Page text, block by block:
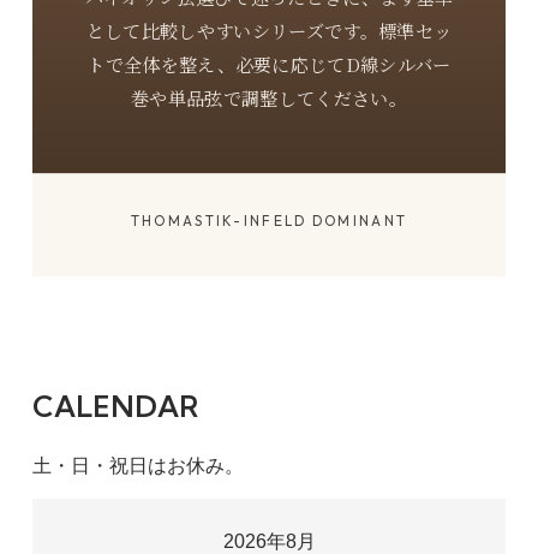
として比較しやすいシリーズです。標準セッ
トで全体を整え、必要に応じてD線シルバー
巻や単品弦で調整してください。
THOMASTIK-INFELD DOMINANT
CALENDAR
土・日・祝日はお休み。
2026年8月